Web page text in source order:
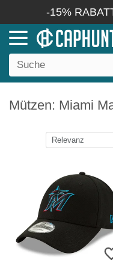
-15%
Mützen: Miami